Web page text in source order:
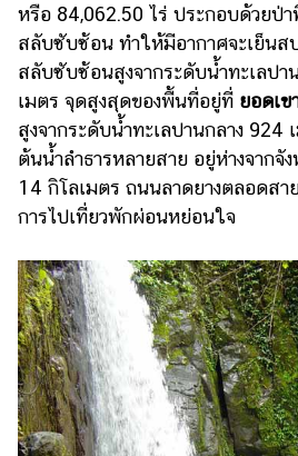
หรือ 84,062.50 ไร่ ประกอบด้วยป่
สลับซับซ้อน ทำให้มีอากาศจะเย็นส
สลับซับซ้อนสูงจากระดับน้ำทะเลปา
เมตร จุดสูงสุดของพื้นที่อยู่ที่ ยอดเข
สูงจากระดับน้ำทะเลปานกลาง 924
ต้นน้ำลำธารหลายสาย อยู่ห่างจาก
14 กิโลเมตร ถนนลาดยางตลอดส
การไปเที่ยวพักผ่อนหย่อนใจ